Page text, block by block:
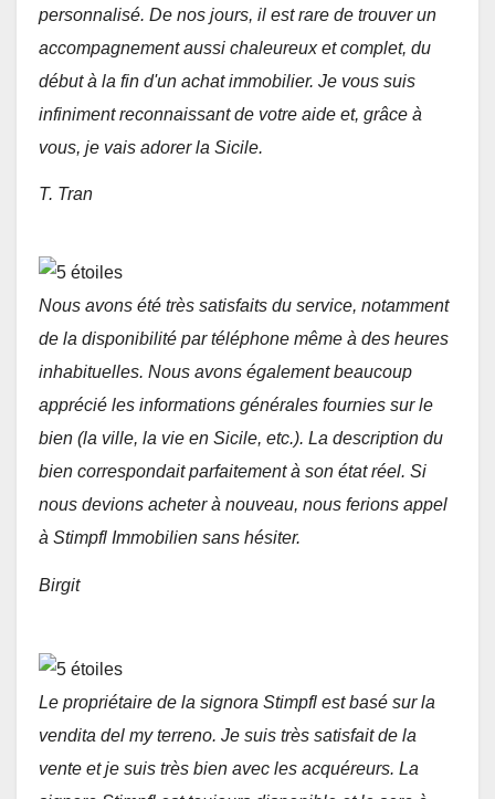
personnalisé. De nos jours, il est rare de trouver un
accompagnement aussi chaleureux et complet, du
début à la fin d'un achat immobilier. Je vous suis
infiniment reconnaissant de votre aide et, grâce à
vous, je vais adorer la Sicile.
T. Tran
Nous avons été très satisfaits du service, notamment
de la disponibilité par téléphone même à des heures
inhabituelles. Nous avons également beaucoup
apprécié les informations générales fournies sur le
bien (la ville, la vie en Sicile, etc.). La description du
bien correspondait parfaitement à son état réel. Si
nous devions acheter à nouveau, nous ferions appel
à Stimpfl Immobilien sans hésiter.
Birgit
Le propriétaire de la signora Stimpfl est basé sur la
vendita del my terreno. Je suis très satisfait de la
vente et je suis très bien avec les acquéreurs. La